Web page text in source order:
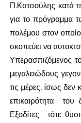
Π.Κατσούλης κατά
για το πρόγραμμα
πολέμου στον
σκοπεύει να
Υπερασπιζόμενος
μεγαλειώδους
τις μέρες, ίσως δεν
επικαιρότητα
του
Εξοδίτες
τότε